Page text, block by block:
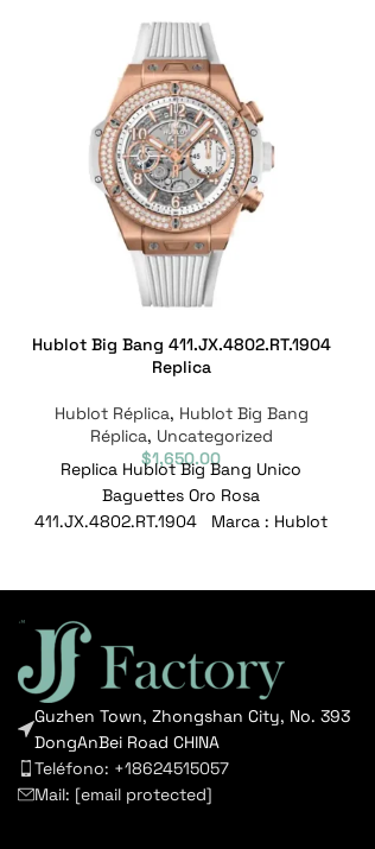
Hublot Big Bang 411.JX.4802.RT.1904
Replica
Hublot Réplica, Hublot Big Bang
Réplica, Uncategorized
$1,650.00
Replica Hublot Big Bang Unico
Baguettes Oro Rosa
411.JX.4802.RT.1904 Marca : Hublot
Guzhen Town, Zhongshan City, No. 393
DongAnBei Road CHINA
Teléfono: +18624515057
Mail: [email protected]